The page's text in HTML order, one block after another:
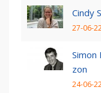
Cindy
27-06-
Simon
zon
24-06-